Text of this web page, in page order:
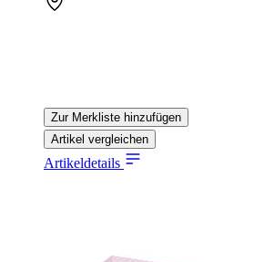
Zur Merkliste hinzufügen
Artikel vergleichen
Artikeldetails